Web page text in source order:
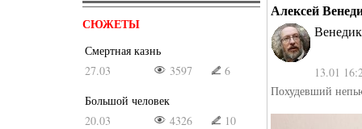
СЮЖЕТЫ
Смертная казнь
27.03
3597
6
Большой человек
20.03
4326
10
Алексей
13.01
Похудевший